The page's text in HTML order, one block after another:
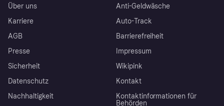
Über uns
Karriere
AGB
Presse
Sicherheit
Datenschutz
Nachhaltigkeit
Anti-Geldwäsche
Auto-Track
Barrierefreiheit
Impressum
Wikipink
Kontakt
Kontaktinformationen für
Behörden